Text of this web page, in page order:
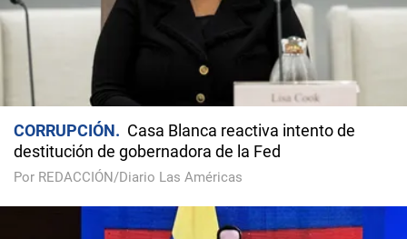
CORRUPCIÓN
Casa Blanca reactiva intento de
destitución de gobernadora de la Fed
Por REDACCIÓN/Diario Las Américas